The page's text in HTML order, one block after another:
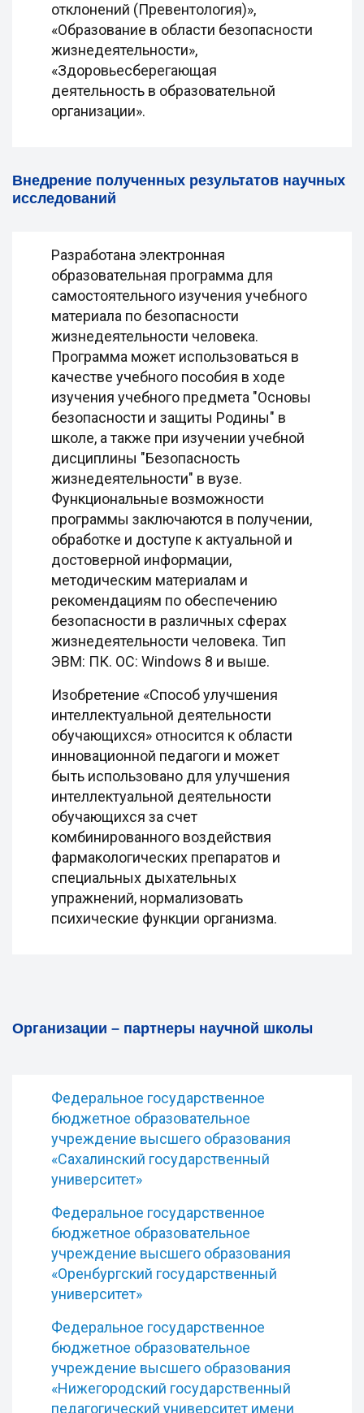
отклонений (Превентология)»,
«Образование в области безопасности
жизнедеятельности»,
«Здоровьесберегающая
деятельность в образовательной
организации».
Внедрение полученных результатов научных
исследований
Разработана электронная
образовательная программа для
самостоятельного изучения учебного
материала по безопасности
жизнедеятельности человека.
Программа может использоваться в
качестве учебного пособия в ходе
изучения учебного предмета "Основы
безопасности и защиты Родины" в
школе, а также при изучении учебной
дисциплины "Безопасность
жизнедеятельности" в вузе.
Функциональные возможности
программы заключаются в получении,
обработке и доступе к актуальной и
достоверной информации,
методическим материалам и
рекомендациям по обеспечению
безопасности в различных сферах
жизнедеятельности человека. Тип
ЭВМ: ПК. ОС: Windows 8 и выше.
Изобретение «Способ улучшения
интеллектуальной деятельности
обучающихся» относится к области
инновационной педагоги и может
быть использовано для улучшения
интеллектуальной деятельности
обучающихся за счет
комбинированного воздействия
фармакологических препаратов и
специальных дыхательных
упражнений, нормализовать
психические функции организма.
Организации – партнеры научной школы
Федеральное государственное
бюджетное образовательное
учреждение высшего образования
«Сахалинский государственный
университет»
Федеральное государственное
бюджетное образовательное
учреждение высшего образования
«Оренбургский государственный
университет»
Федеральное государственное
бюджетное образовательное
учреждение высшего образования
«Нижегородский государственный
педагогический университет имени